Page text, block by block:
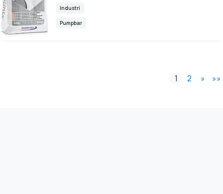
Industri
Pumpbar
1 2 » »»